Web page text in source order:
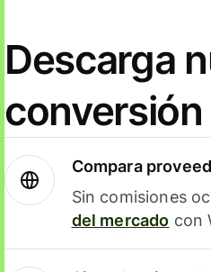
Descarga
Compara
Sin comisiones
del mercado con